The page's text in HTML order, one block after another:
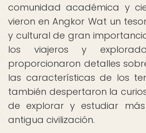
comunidad académica y
vieron en Angkor Wat un
y cultural de gran
los viajeros y
proporcionaron detalles
las características de los
también despertaron la
de explorar y estudiar
antigua civilización.